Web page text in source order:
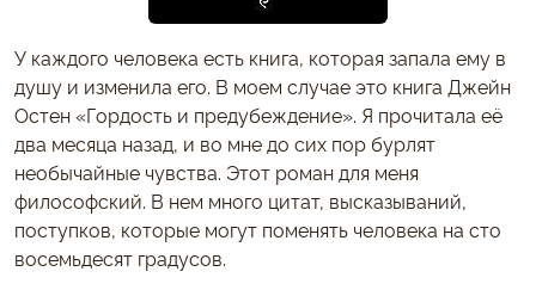
У каждого человека есть книга, которая запала ему в
душу и изменила его. В моем случае это книга Джейн
Остен «Гордость и предубеждение». Я прочитала её
два месяца назад, и во мне до сих пор бурлят
необычайные чувства. Этот роман для меня
философский. В нем много цитат, высказываний,
поступков, которые могут поменять человека на сто
восемьдесят градусов.